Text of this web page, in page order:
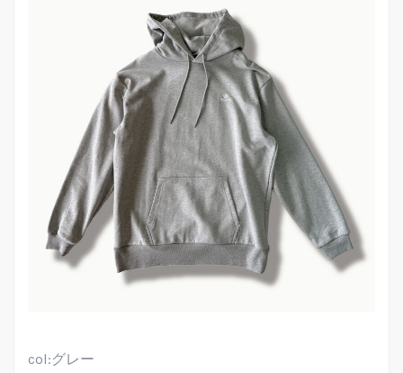
col:グレー